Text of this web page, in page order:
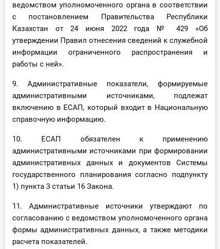
ведомством уполномоченного органа в соответствии
с постановлением Правительства Республики
Казахстан от 24 июня 2022 года № 429 «Об
утверждении Правил отнесения сведений к служебной
информации ограниченного распространения и
работы с ней».
9. Административные показатели, формируемые
административными источниками, подлежат
включению в ЕСАП, который входит в Национальную
справочную информацию.
10. ЕСАП обязателен к применению
административными источниками при формировании
административных данных и документов Системы
государственного планирования согласно подпункту
1) пункта 3 статьи 16 Закона.
11. Административные источники утверждают по
согласованию с ведомством уполномоченного органа
формы административных данных, а также методики
расчета показателей.